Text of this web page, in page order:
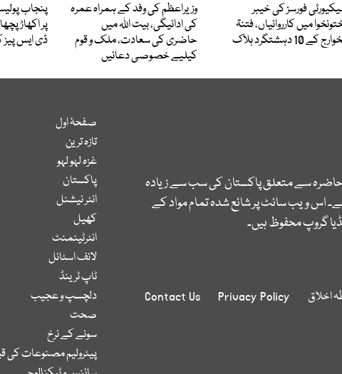
فورسز کی خیبر
میں کارروائیاں، فتنۃ
کے 10 دہشتگرد ہلاک
وزیراعظم کی وفد کے ہمراہ عمرہ
کی ادائیگی، بیت اللہ میں
حاضری کی سعادت، ملک و قوم
کیلیے خصوصی دعائیں
پنجاب
پر اکھاڑ
ڈی ایس پیز
حاضرہ سے متعلق پاکستان کی سب سے زیادہ
اس ویب سائٹ پر شائع شدہ تمام مواد کے
گروپ محفوظ ہیں۔
اخلاق Privacy Policy
Contact Us
صفحۂ اول
تازہ ترین
غزہ لہو لہو
پاکستان
انٹر نیشنل
کھیل
انٹرٹینمنٹ
لائف اسٹائل
ٹاپ ٹرینڈ
دلچسپ و عجیب
صحت
سونے کے نرخ
پیٹرولیم مصنوعات کی